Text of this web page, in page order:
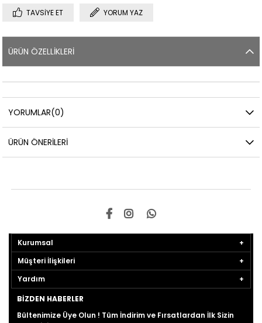
TAVSIYE ET YORUM YAZ
ÜRÜN ÖZELLIKLERI
YORUMLAR(0)
ÜRÜN ÖNERILERI
Kurumsal
Müşteri İlişkileri
Yardım
BIZDEN HABERLER
Bültenimize Üye Olun ! Tüm İndirim ve Fırsatlardan İlk Sizin